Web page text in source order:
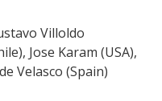
Villoldo
Jose Karam (USA),
Velasco (Spain)